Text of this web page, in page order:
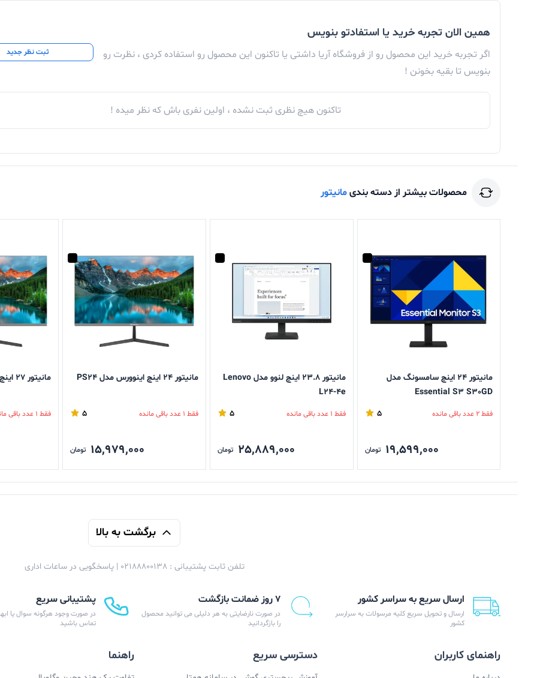
همین الان تجربه خرید یا استفادتو بنویس
اگر تجربه خرید این محصول رو از فروشگاه آریا داشتی یا تاکنون این محصول رو استفاده کردی ، نظرت رو
بنویس تا بقیه بخونن !
ثبت نظر جدید
تاکنون هیچ نظری ثبت نشده ، اولین نفری باش که نظر میده !
محصولات بیشتر از دسته بندیمانیتور
مانیتور 24 اینچ سامسونگ مدل
Essential S3 S30GD
فقط 2 عدد باقی مانده 5
19,599,000 تومان
مانیتور 23.8 اینچ لنوو مدل Lenovo
L24-4e
فقط 1 عدد باقی مانده 5
25,889,000 تومان
مانیتور 24 اینچ اینوورس مدل PS24
فقط 1 عدد باقی مانده 5
15,979,000 تومان
مانیتور 27 اینچ اینوورس مدل PS27
فقط 1 عدد باقی مانده
برگشت به بالا
تلفن ثابت پشتیبانی : 02188800138 | پاسخگویی در ساعات اداری
ارسال سریع به سراسر کشور
ارسال و تحویل سریع کلیه مرسولات به سرارسر
کشور
۷ روز ضمانت بازگشت
در صورت نارضایتی به هر دلیلی می توانید محصول
را بازگردانید
پشتیبانی سریع
در صورت وجود هرگونه سوال یا
تماس باشید
راهنمای کاربران دسترسی سریع راهنما